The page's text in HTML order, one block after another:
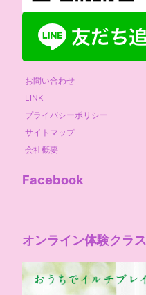
お問い合わせ
LINK
プライバシーポリシー
サイトマップ
会社概要
Facebook
オンライン体験クラス